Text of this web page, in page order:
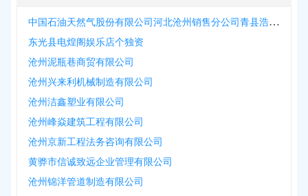
中国石油天然气股份有限公司河北沧州销售分公司青县浩运加油加气站
东光县电煌阁娱乐店个独资
沧州泥瓶巷商贸有限公司
沧州兴来利机械制造有限公司
沧州洁鑫塑业有限公司
沧州峰焱建筑工程有限公司
沧州京新工程法务咨询有限公司
黄骅市信诚致远企业管理有限公司
沧州锦洋管道制造有限公司